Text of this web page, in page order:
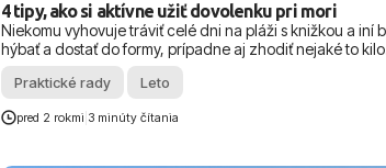
4 tipy, ako si aktívne užiť dovolenku pri mori
Niekomu vyhovuje tráviť celé dni na pláži s knižkou a iní
hýbať a dostať do formy, prípadne aj zhodiť nejaké to
Praktické rady Leto
pred 2 rokmi 3 minúty čítania